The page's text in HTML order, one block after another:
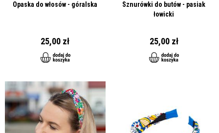
Opaska do włosów - góralska
25,00 zł
Sznurówki do butów - pasiak
łowicki
25,00 zł